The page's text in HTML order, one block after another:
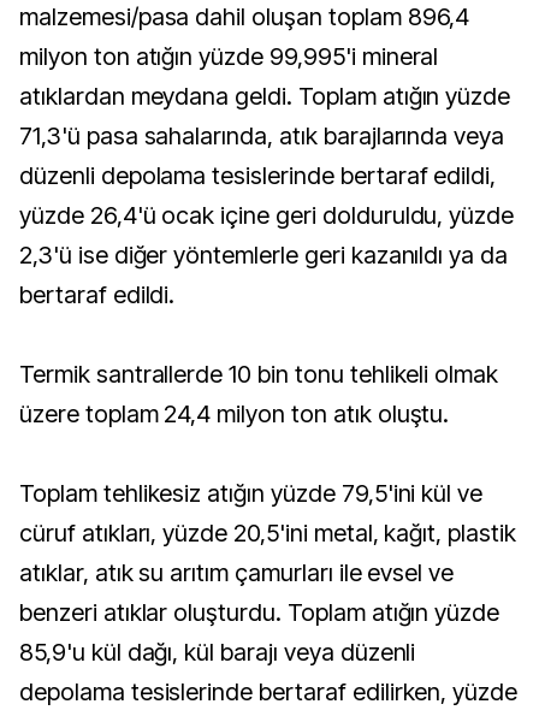
malzemesi/pasa dahil oluşan toplam 896,4
milyon ton atığın yüzde 99,995'i mineral
atıklardan meydana geldi. Toplam atığın yüzde
71,3'ü pasa sahalarında, atık barajlarında veya
düzenli depolama tesislerinde bertaraf edildi,
yüzde 26,4'ü ocak içine geri dolduruldu, yüzde
2,3'ü ise diğer yöntemlerle geri kazanıldı ya da
bertaraf edildi.
Termik santrallerde 10 bin tonu tehlikeli olmak
üzere toplam 24,4 milyon ton atık oluştu.
Toplam tehlikesiz atığın yüzde 79,5'ini kül ve
cüruf atıkları, yüzde 20,5'ini metal, kağıt, plastik
atıklar, atık su arıtım çamurları ile evsel ve
benzeri atıklar oluşturdu. Toplam atığın yüzde
85,9'u kül dağı, kül barajı veya düzenli
depolama tesislerinde bertaraf edilirken, yüzde